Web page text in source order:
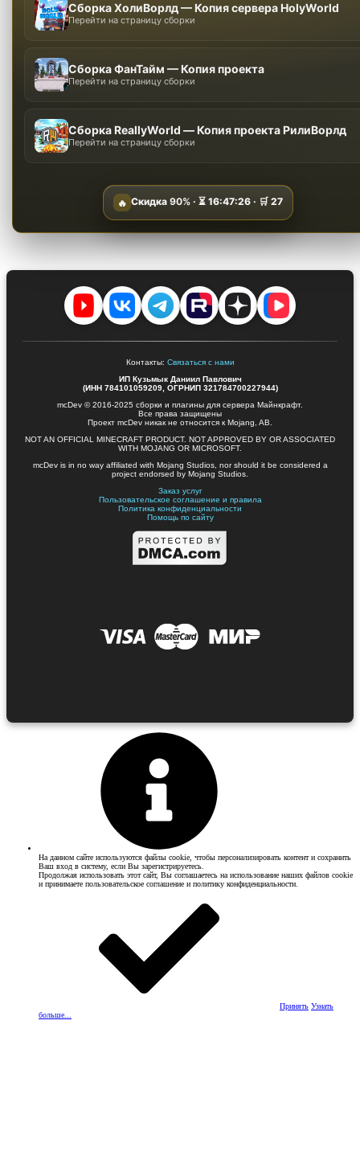
Сборка ХолиВорлд — Копия сервера HolyWorld
Перейти на страницу сборки
Сборка ФанТайм — Копия проекта
Перейти на страницу сборки
Сборка ReallyWorld — Копия проекта РилиВорлд
Перейти на страницу сборки
🔥 Скидка 90%· ⏳ 16:47:25· 🛒 27
Контакты: Связаться с нами
ИП Кузьмык Даниил Павлович
(ИНН 784101059209, ОГРНИП 321784700227944)
mcDev © 2016-2025 сборки и плагины для сервера Майнкрафт.
Все права защищены
Проект mcDev никак не относится к Mojang, AB.
NOT AN OFFICIAL MINECRAFT PRODUCT. NOT APPROVED BY OR ASSOCIATED
WITH MOJANG OR MICROSOFT.
mcDev is in no way affiliated with Mojang Studios, nor should it be considered a
project endorsed by Mojang Studios.
Заказ услуг
Пользовательское соглашение и правила
Политика конфиденциальности
Помощь по сайту
На данном сайте используются файлы cookie, чтобы персонализировать контент и сохранить
Ваш вход в систему, если Вы зарегистрируетесь.
Продолжая использовать этот сайт, Вы соглашаетесь на использование наших файлов cookie
и принимаете пользовательское соглашение и политику конфиденциальности.
Принять Узнать
больше...